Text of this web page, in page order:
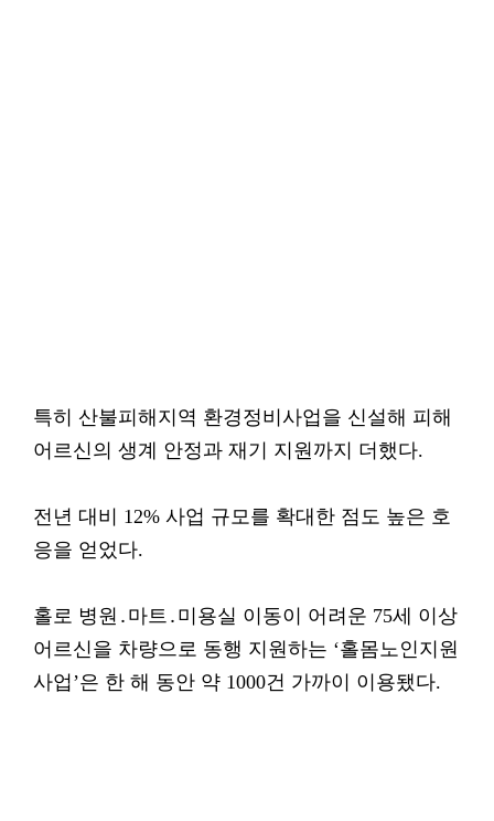
특히 산불피해지역 환경정비사업을 신설해 피해
어르신의 생계 안정과 재기 지원까지 더했다.
전년 대비 12% 사업 규모를 확대한 점도 높은 호
응을 얻었다.
홀로 병원․마트․미용실 이동이 어려운 75세 이상
어르신을 차량으로 동행 지원하는 ‘홀몸노인지원
사업’은 한 해 동안 약 1000건 가까이 이용됐다.